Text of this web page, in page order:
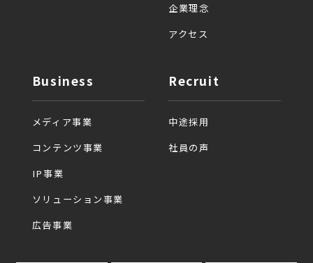
企業理念
アクセス
Business
メディア事業
コンテンツ事業
IP事業
ソリューション事業
広告事業
Recruit
中途採用
社員の声